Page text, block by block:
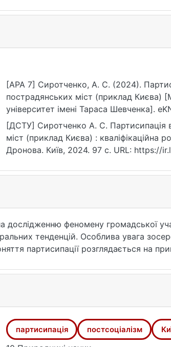
[APA 7] Сиротченко, А. С. (2024).
пострадянських міст (приклад Києва)
університет імені Тараса Шевченка].
[ДСТУ] Сиротченко А. С. Партисипація
міст (приклад Києва) : кваліфікаційна
Дронова. Київ, 2024. 97 с. URL: https://
дослідженню феномену громадської
тенденцій. Особлива увага
партисипації розглядається на
боротьби жителів за збереження
та SWOT-аналіз щодо
партисипація постсоціалізм